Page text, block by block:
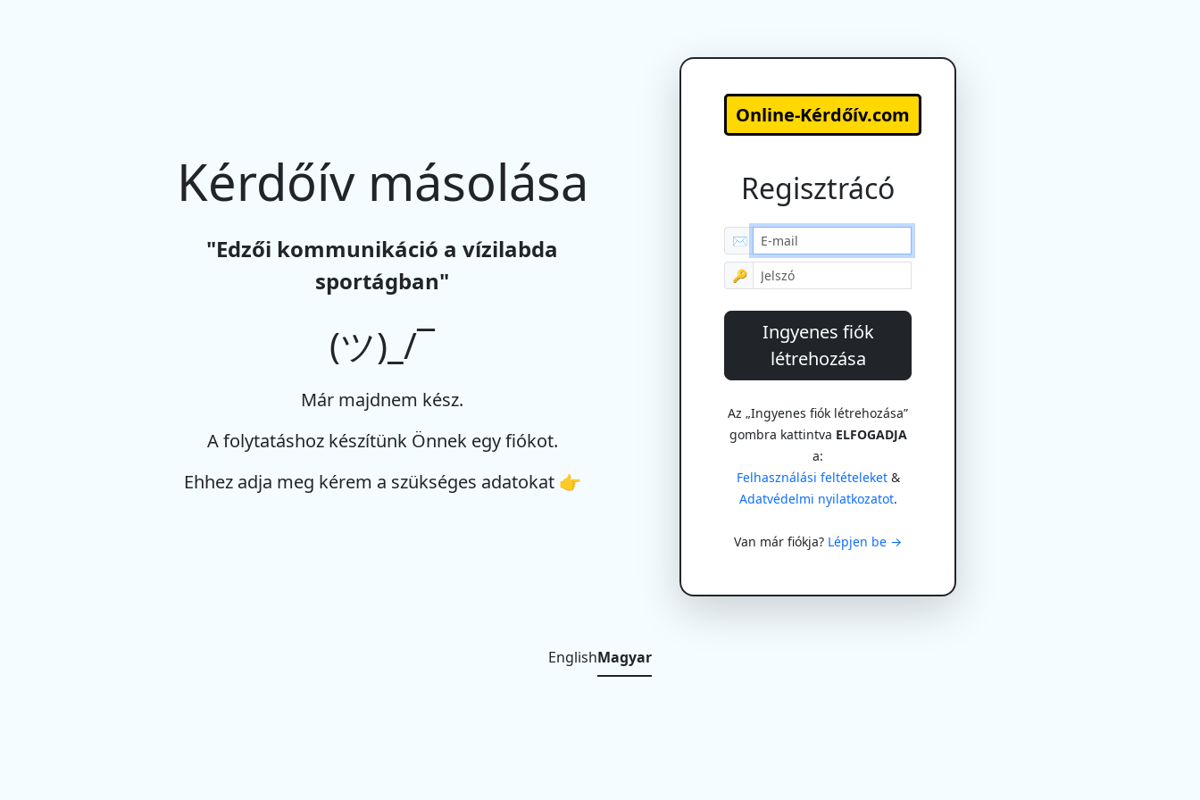
Online-Kérdőív.com
Regisztrácó
✉
🔑
Ingyenes fiók
létrehozása
Az „Ingyenes fiók létrehozása”
gombra kattintva ELFOGADJA
a:
Felhasználási feltételeket&
Adatvédelmi nyilatkozatot.
Van már fiókja? Lépjen be →
Kérdőív másolása
"Edzői kommunikáció a vízilabda
sportágban"
(ツ)_/¯
Már majdnem kész.
A folytatáshoz készítünk Önnek egy fiókot.
Ehhez adja meg kérem a szükséges adatokat 👉
EnglishMagyar